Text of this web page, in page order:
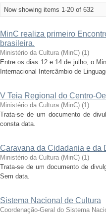
Now showing items 1-20 of 632
MinC realiza primeiro
brasileira.
Ministério da Cultura (MinC) (1)
Entre os dias 12 e 14 de julho, o
Internacional Intercâmbio de
V Teia Regional do Centro-
Ministério da Cultura (MinC) (1)
Trata-se de um documento de
consta data.
Caravana da Cidadania e da
Ministério da Cultura (MinC) (1)
Trata-se de um documento de
Sem data.
Sistema Nacional de Cultura
Coordenação-Geral do Sistema